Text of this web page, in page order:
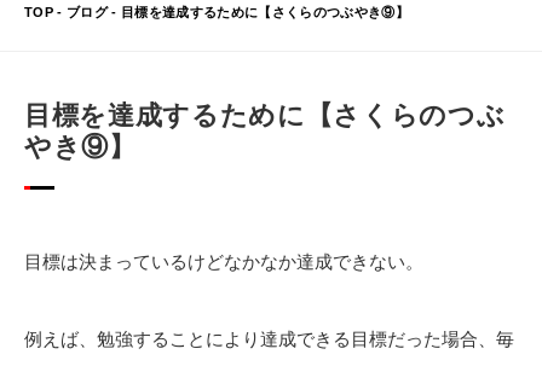
TOP - ブログ- 目標を達成するために【さくらのつぶやき⑨】
目標を達成するために【さくらのつぶ
やき⑨】
目標は決まっているけどなかなか達成できない。
例えば、勉強することにより達成できる目標だった場合、毎